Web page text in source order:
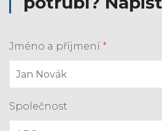
Jméno a příjmení *
Společnost